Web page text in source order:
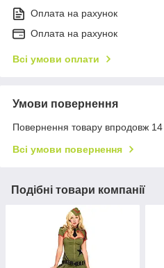
Оплата на рахунок
Оплата на рахунок
Всі умови оплати
Умови повернення
Повернення товару впродовж 14
Всі умови повернення
Подібні товари компанії